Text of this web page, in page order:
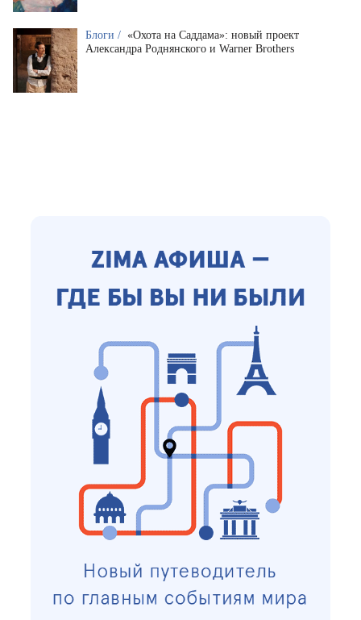
Блоги / «Охота на Саддама»: новый проект
Александра Роднянского и Warner Brothers